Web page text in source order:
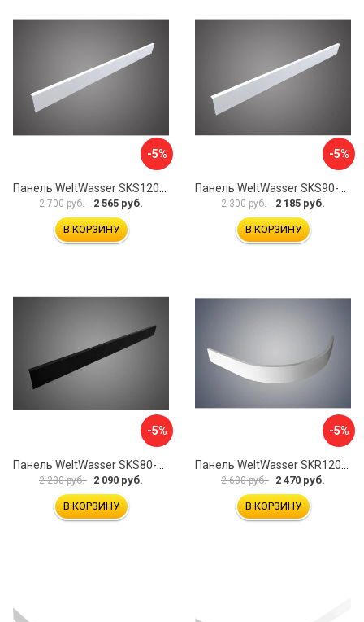
-5%
2 700 руб. 2 565 руб.
В КОРЗИНУ
-5%
2 300 руб. 2 185 руб.
В КОРЗИНУ
-5%
Панель WeltWasser SKS80-BL 10000004423
2 200 руб. 2 090 руб.
В КОРЗИНУ
-5%
Панель WeltWasser SKR12090-WT 10000004407
2 600 руб. 2 470 руб.
В КОРЗИНУ